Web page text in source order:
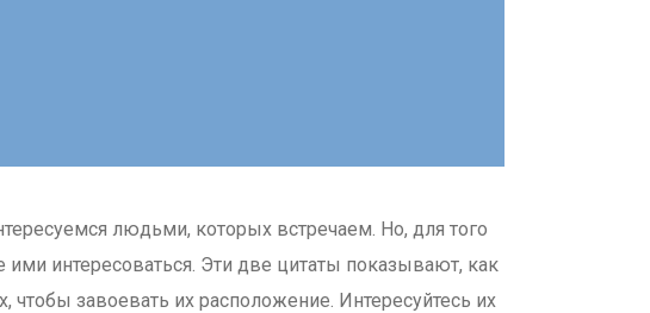
людьми, которых встречаем. Но, для того
интересоваться. Эти две цитаты показывают, как
завоевать их расположение. Интересуйтесь их